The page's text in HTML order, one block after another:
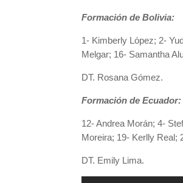
Formación de Bolivia:
1- Kimberly López; 2-
Melgar; 16- Samantha
DT. Rosana Gómez.
Formación de Ecuador:
12- Andrea Morán; 4-
Moreira; 19- Kerlly Real;
DT. Emily Lima.